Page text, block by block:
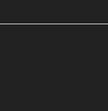
trin din